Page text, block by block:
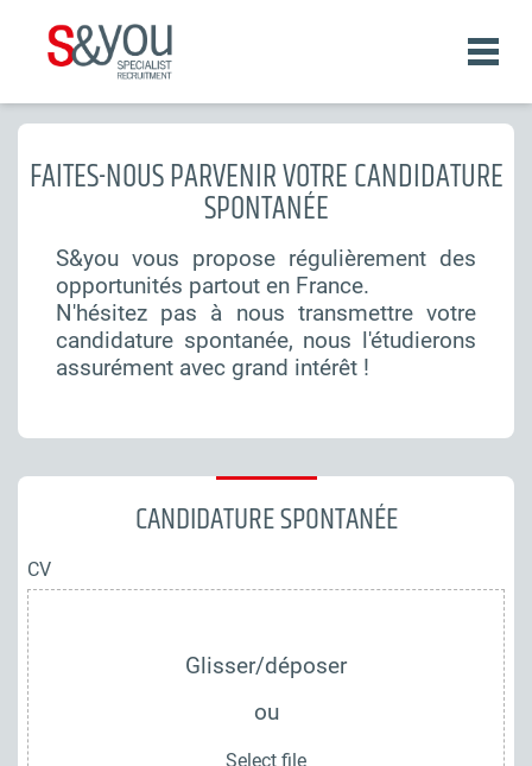
principal
Fil
d'Ariane
FAITES-NOUS PARVENIR VOTRE CANDIDATURE
SPONTANÉE
S&you vous propose régulièrement des
opportunités partout en France.
N'hésitez pas à nous transmettre votre
candidature spontanée, nous l'étudierons
assurément avec grand intérêt !
CANDIDATURE SPONTANÉE
CV
Glisser/déposer
ou
Select file